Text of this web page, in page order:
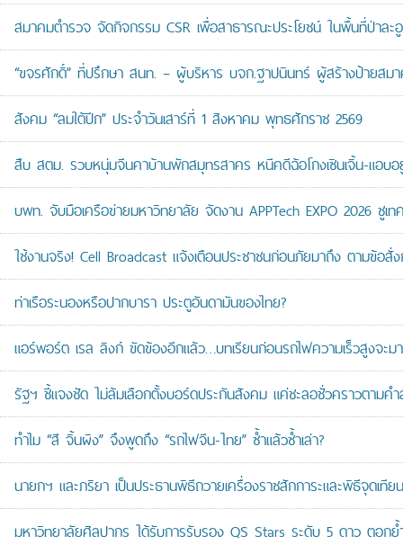
สมาคมตำรวจ จัดกิจกรรม CSR เพื่อสาธารณะประโยชน์ ในพื้นที่ป่าละอู
“ขจรศักดิ์” ที่ปรึกษา สนท. – ผู้บริหาร บจก.ฐาปนินทร์ ผู้สร้างป้ายสม
สังคม “ลมใต้ปีก” ประจำวันเสาร์ที่ 1 สิงหาคม พุทธศักราช 2569
สืบ สตม. รวบหนุ่มจีนคาบ้านพักสมุทรสาคร หนีคดีฉ้อโกงเซินเจิ้น-แอบอ
บพท. จับมือเครือข่ายมหาวิทยาลัย จัดงาน APPTech EXPO 2026 ชูเ
ใช้งานจริง! Cell Broadcast แจ้งเตือนประชาชนก่อนภัยมาถึง ตามข้อสั่
ท่าเรือระนองหรือปากบารา ประตูอันดามันของไทย?
แอร์พอร์ต เรล ลิงก์ ขัดข้องอีกแล้ว…บทเรียนก่อนรถไฟความเร็วสูงจะม
รัฐฯ ชี้แจงชัด ไม่ล้มเลือกตั้งบอร์ดประกันสังคม แค่ชะลอชั่วคราวตามค
ทำไม “สี จิ้นผิง” จึงพูดถึง “รถไฟจีน-ไทย” ซ้ำแล้วซ้ำเล่า?
นายกฯ และภริยา เป็นประธานพิธีถวายเครื่องราชสักการะและพิธีจุดเ
มหาวิทยาลัยศิลปากร ได้รับการรับรอง QS Stars ระดับ 5 ดาว ตอก